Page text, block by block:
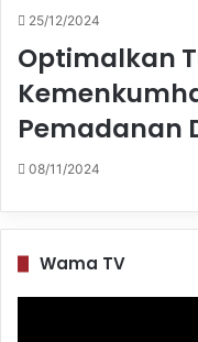
25/12/2024
Optimalkan
Pemadanan
08/11/2024
Wama TV